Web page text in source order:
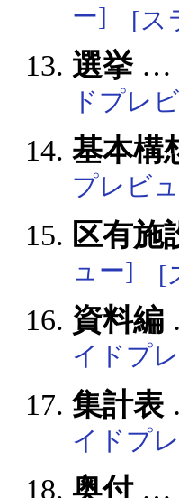
ー] [ス
選挙 …
ドプレ
基本構
プレビ
区有施
ュー] [
資料編
イドプ
集計表
イドプ
奥付…